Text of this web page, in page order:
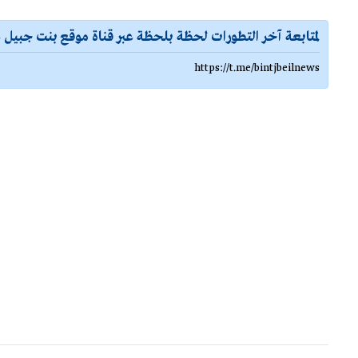
لمتابعة آخر التطورات لحظة بلحظة عبر قناة موقع بنت جبيل
https://t.me/bintjbeilnews